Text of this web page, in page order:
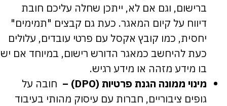
ברישום, וגם אם לא, ייתכן שחלה עליכם חובת
דיווח על קיום המאגר. כעת גם קבצים "תמימים"
יחסית, כמו קובץ אקסל עם פרטי עובדים, עלולים
כעת להיחשב כמאגר הדורש רישום, במיוחד אם יש
בו מידע מזהה או מידע רגיש.
מינוי ממונה הגנת פרטיות (DPO
) – חובה על
גופים ציבוריים, חברות עם עיסוק מהותי בעיבוד